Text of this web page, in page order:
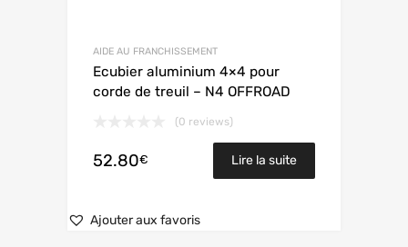
AIDE AU FRANCHISSEMENT
Ecubier aluminium 4×4 pour
corde de treuil – N4 OFFROAD
(0 reviews)
52.80€ Lire la suite
Ajouter aux favoris